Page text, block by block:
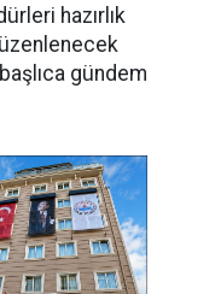
hazırlık
gündem